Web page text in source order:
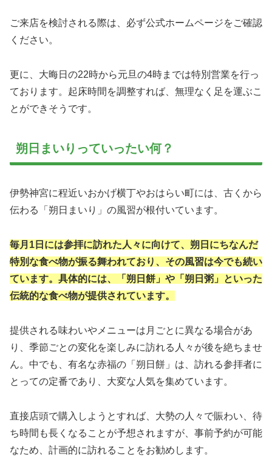
ご来店を検討される際は、必ず公式ホームページをご確認
ください。
更に、大晦日の22時から元旦の4時までは特別営業を行っ
ております。起床時間を調整すれば、無理なく足を運ぶこ
とができそうです。
朔日まいりっていったい何？
伊勢神宮に程近いおかげ横丁やおはらい町には、古くから
伝わる「朔日まいり」の風習が根付いています。
毎月1日には参拝に訪れた人々に向けて、朔日にちなんだ
特別な食べ物が振る舞われており、その風習は今でも続い
ています。具体的には、「朔日餅」や「朔日粥」といった
伝統的な食べ物が提供されています。
提供される味わいやメニューは月ごとに異なる場合があ
り、季節ごとの変化を楽しみに訪れる人々が後を絶ちませ
ん。中でも、有名な赤福の「朔日餅」は、訪れる参拝者に
とっての定番であり、大変な人気を集めています。
直接店頭で購入しようとすれば、大勢の人々で賑わい、待
ち時間も長くなることが予想されますが、事前予約が可能
なため、計画的に訪れることをお勧めします。